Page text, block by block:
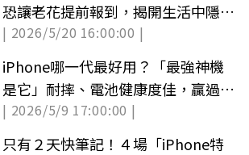
恐讓老花提前報到，揭開生活中隱形
地雷
| 2026/5/20 16:00:00 |
iPhone哪一代最好用？「最強神機
是它」耐摔、電池健康度佳，贏過
6S、８
| 2026/5/9 17:00:00 |
只有２天快筆記！４場「iPhone特